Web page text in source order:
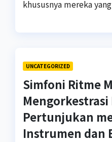
khususnya mereka
UNCATEGORIZED
Simfoni Ritme
Pertunjukan
Instrumen dan